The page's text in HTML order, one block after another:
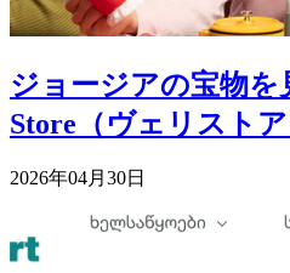
ジョージアの宝物を
Store（ヴェリスト
2026年04月30日